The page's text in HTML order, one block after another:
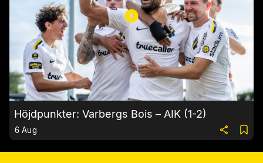
Höjdpunkter: Varbergs Bois – AIK (1-2)
6 Aug